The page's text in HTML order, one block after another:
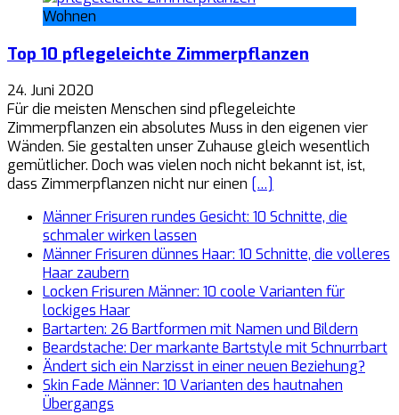
Wohnen
Top 10 pflegeleichte Zimmerpflanzen
24. Juni 2020
Für die meisten Menschen sind pflegeleichte
Zimmerpflanzen ein absolutes Muss in den eigenen vier
Wänden. Sie gestalten unser Zuhause gleich wesentlich
gemütlicher. Doch was vielen noch nicht bekannt ist, ist,
dass Zimmerpflanzen nicht nur einen […]
Männer Frisuren rundes Gesicht: 10 Schnitte, die
schmaler wirken lassen
Männer Frisuren dünnes Haar: 10 Schnitte, die volleres
Haar zaubern
Locken Frisuren Männer: 10 coole Varianten für
lockiges Haar
Bartarten: 26 Bartformen mit Namen und Bildern
Beardstache: Der markante Bartstyle mit Schnurrbart
Ändert sich ein Narzisst in einer neuen Beziehung?
Skin Fade Männer: 10 Varianten des hautnahen
Übergangs